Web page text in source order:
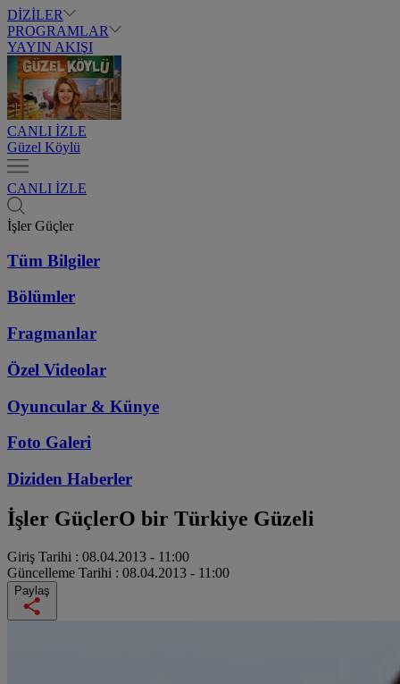
DİZİLER
PROGRAMLAR
YAYIN AKIŞI
CANLI İZLE
Güzel Köylü
CANLI İZLE
İşler Güçler
Tüm Bilgiler
Bölümler
Fragmanlar
Özel Videolar
Oyuncular & Künye
Foto Galeri
Diziden Haberler
İşler GüçlerO bir Türkiye Güzeli
Giriş Tarihi : 08.04.2013 - 11:00
Güncelleme Tarihi : 08.04.2013 - 11:00
Paylaş